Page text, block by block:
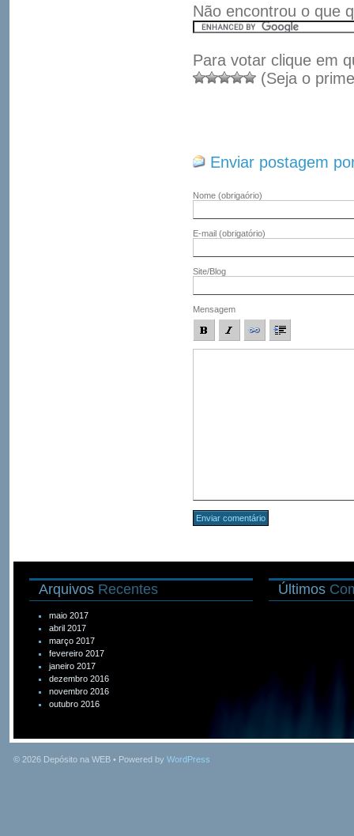
Não encontrou o que
Para votar clique em
(Seja o
Enviar postagem
Nome (obrigaório)
E-mail (obrigatório)
Site/Blog
Mensagem
Arquivos Recentes
maio 2017
abril 2017
março 2017
fevereiro 2017
janeiro 2017
dezembro 2016
novembro 2016
outubro 2016
Últimos
© 2026 Depósito na WEB • Powered by WordPress